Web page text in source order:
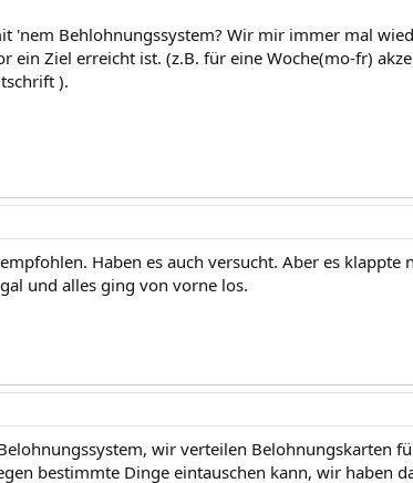
'nem Behlohnungssystem? Wir mir immer mal
ein Ziel erreicht ist. (z.B. für eine Woche(mo-fr)
).
Haben es auch versucht. Aber es klappte
und alles ging von vorne los.
wir verteilen Belohnungskarten
bestimmte Dinge eintauschen kann, wir haben